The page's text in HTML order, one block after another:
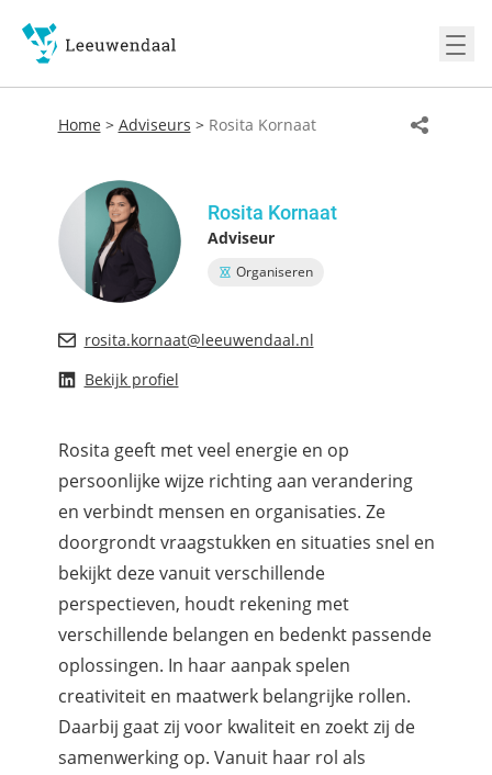
Home > Adviseurs > Rosita Kornaat
Rosita Kornaat
Adviseur
Organiseren
rosita.kornaat@leeuwendaal.nl
Bekijk profiel
Rosita geeft met veel energie en op
persoonlijke wijze richting aan verandering
en verbindt mensen en organisaties. Ze
doorgrondt vraagstukken en situaties snel en
bekijkt deze vanuit verschillende
perspectieven, houdt rekening met
verschillende belangen en bedenkt passende
oplossingen. In haar aanpak spelen
creativiteit en maatwerk belangrijke rollen.
Daarbij gaat zij voor kwaliteit en zoekt zij de
samenwerking op. Vanuit haar rol als